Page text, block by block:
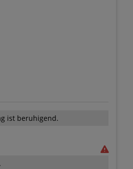
ist beruhigend.